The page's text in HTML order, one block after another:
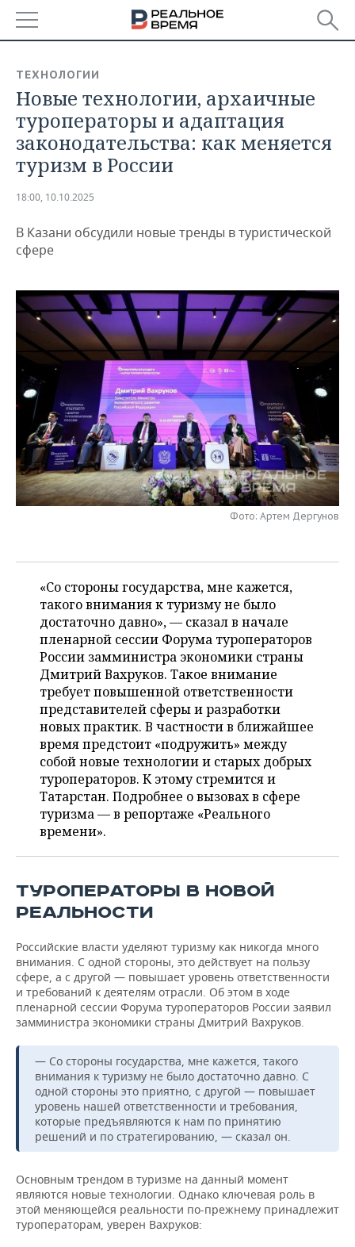
БАШКОРТОСТАН
ТАТАРСТАН
УДМУРТИЯ
НОВОСТИ
АНАЛИТИКА
НОВОСТИ АНАЛИТИКИ
ДЕКЛАРАЦИИ О ДОХОДАХ
КОРОЛИ ГОСЗАКАЗА ПФО
КОМУ ПРИНАДЛЕЖАТ
ТОРГОВЫЕ ЦЕНТРЫ
ТАТАРСТАНА
ЭКОНОМИКА
НОВОСТИ ЭКОНОМИКИ
ФИНАНСЫ
БЮДЖЕТ
ИНВЕСТИЦИИ
ПРОМЫШЛЕННОСТЬ
НОВОСТИ
ПРОМЫШЛЕННОСТИ
АГРОПРОМ
МАШИНОСТРОЕНИЕ
НЕФТЕХИМИЯ
НЕФТЬ
ОПК
ЭНЕРГЕТИКА
НЕДВИЖИМОСТЬ
НОВОСТИ АВТО
БИЗНЕС
НОВОСТИ БИЗНЕСА
РОЗНИЧНАЯ ТОРГОВЛЯ
ТРАНСПОРТ
УСЛУГИ
ТЕХНОЛОГИИ
НОВОСТИ ТЕХНОЛОГИЙ
IT
МЕДИА
ТЕЛЕКОММУНИКАЦИИ
МЕРОПРИЯТИЯ
НОВОСТИ МЕРОПРИЯТИЙ
ВЫЕЗДНАЯ РЕДАКЦИЯ
БИЗНЕС-БРАНЧИ
ОТКРЫТАЯ ЛЕКЦИЯ
СПОРТ
НОВОСТИ СПОРТА
ФУТБОЛ
БАСКЕТБОЛ
ВОЛЕЙБОЛ
КИБЕРСПОРТ
ФИГУРНОЕ КАТАНИЕ
ВОДНЫЕ ВИДЫ СПОРТА
ХОККЕЙ С МЯЧОМ
ОБЩЕСТВО
НОВОСТИ ОБЩЕСТВА
ИНФРАСТРУКТУРА
ИСТОРИЯ
КУЛЬТУРА
МЕДИЦИНА
ОБРАЗОВАНИЕ
ПРОИСШЕСТВИЯ
ФОТОГАЛЕРЕЯ
СПИСОК ПЕРСОН
СПИСОК КОМПАНИЙ
ПОЛНАЯ ВЕРСИЯ
ТЕХНОЛОГИИ
Новые технологии, архаичные
туроператоры и адаптация
законодательства: как меняется
туризм в России
18:00, 10.10.2025
В Казани обсудили новые тренды в туристической
сфере
Фото: Артем Дергунов
«Со стороны государства, мне кажется,
такого внимания к туризму не было
достаточно давно», — сказал в начале
пленарной сессии Форума туроператоров
России замминистра экономики страны
Дмитрий Вахруков. Такое внимание
требует повышенной ответственности
представителей сферы и разработки
новых практик. В частности в ближайшее
время предстоит «подружить» между
собой новые технологии и старых добрых
туроператоров. К этому стремится и
Татарстан. Подробнее о вызовах в сфере
туризма — в репортаже «Реального
времени».
ТУРОПЕРАТОРЫ В НОВОЙ
РЕАЛЬНОСТИ
Российские власти уделяют туризму как никогда много
внимания. С одной стороны, это действует на пользу
сфере, а с другой — повышает уровень ответственности
и требований к деятелям отрасли. Об этом в ходе
пленарной сессии Форума туроператоров России заявил
замминистра экономики страны Дмитрий Вахруков.
— Со стороны государства, мне кажется, такого
внимания к туризму не было достаточно давно. С
одной стороны это приятно, с другой — повышает
уровень нашей ответственности и требования,
которые предъявляются к нам по принятию
решений и по стратегированию, — сказал он.
Основным трендом в туризме на данный момент
являются новые технологии. Однако ключевая роль в
этой меняющейся реальности по-прежнему принадлежит
туроператорам, уверен Вахруков: